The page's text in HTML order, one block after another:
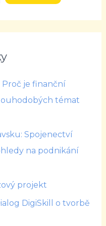
Proč je finanční
témat
Spojenectví
na podnikání
projekt
DigiSkill o tvorbě